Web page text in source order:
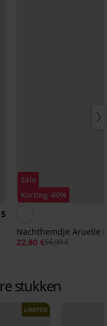
5
Sale
Korting -60%
Nachthemdje Aruelle
22,80 €56,99 €
stukken
LIMITED